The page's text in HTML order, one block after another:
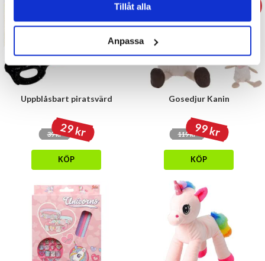
Tillåt alla
Anpassa
- 26%
Uppblåsbart piratsvärd
39 kr29 kr
KÖP
Gosedjur Kanin
119 kr99 kr
KÖP